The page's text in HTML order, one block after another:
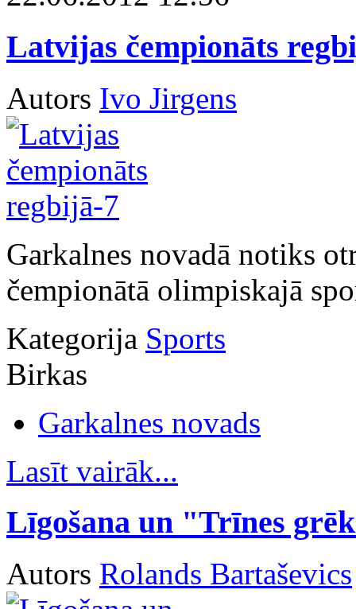
Latvijas čempionāts
Autors Ivo Jirgens
Garkalnes novadā notiks
čempionātā olimpiskajā
Kategorija Sports
Birkas
Garkalnes novads
Lasīt vairāk...
Līgošana un "Trīnes
Autors Rolands Bartaševics